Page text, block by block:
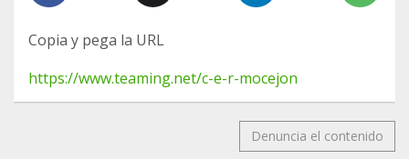
Copia y pega la URL
https://www.teaming.net/c-e-r-mocejon
Denuncia el contenido